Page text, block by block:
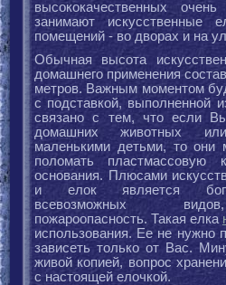
высококачественных
занимают искусственные
помещений - во дворах и на
Обычная высота
домашнего применения
метров. Важным моментом
с подставкой, выполненной
связано с тем, что если
домашних животных
маленькими детьми, то они
поломать пластмассовую
основания. Плюсами
и елок является
всевозможных
пожароопасность. Такая елка
использования. Ее не нужно
зависеть только от Вас.
живой копией, вопрос
с настоящей елочкой.